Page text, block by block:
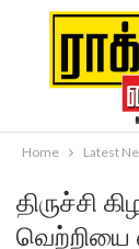
Home Latest
திருச்சி
வெற்றியை